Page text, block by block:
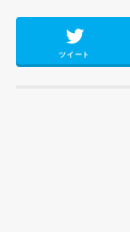
ツイート